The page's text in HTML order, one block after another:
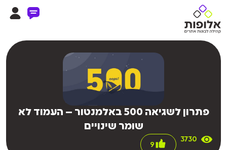
פתרון לשגיאה 500 באלמנטור – העמוד לא
שומר שינויים
3730
9